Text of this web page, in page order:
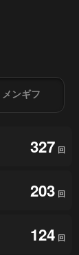
メンギフ
327 回
203 回
124 回